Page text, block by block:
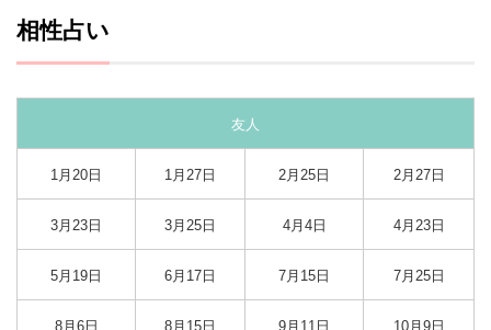
相性占い
友人
1月20日 1月27日 2月25日 2月27日
3月23日 3月25日 4月4日 4月23日
5月19日 6月17日 7月15日 7月25日
8月6日 8月15日 9月11日 10月9日